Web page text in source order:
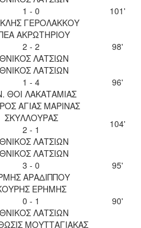
1 - 0
ΓΕΡΟΛΑΚΚΟΥ
101'
ΑΚΡΩΤΗΡΙΟΥ
2 - 2
ΛΑΤΣΙΩΝ
98'
ΛΑΤΣΙΩΝ
1 - 4
ΘΟΙ ΛΑΚΑΤΑΜΙΑΣ
96'
ΑΓΙΑΣ ΜΑΡΙΝΑΣ
ΣΚΥΛΛΟΥΡΑΣ
2 - 1
ΛΑΤΣΙΩΝ
104'
ΛΑΤΣΙΩΝ
3 - 0
ΑΡΑΔΙΠΠΟΥ
95'
ΕΡΗΜΗΣ
0 - 1
ΛΑΤΣΙΩΝ
90'
ΜΟΥΤΤΑΓΙΑΚΑΣ